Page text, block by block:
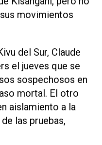
movimientos
del Sur, Claude
el jueves que se
sospechosos ​en
mortal. El otro
aislamiento a ‌la
las pruebas,